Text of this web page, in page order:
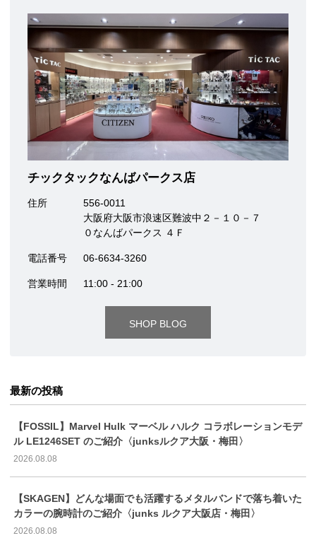
チックタックなんばパークス店
住所
556-0011
大阪府大阪市浪速区難波中２－１０－７
０なんばパークス ４Ｆ
電話番号 06-6634-3260
営業時間 11:00 - 21:00
SHOP BLOG
最新の投稿
【FOSSIL】Marvel Hulk マーベル ハルク コラボレーションモデ
ル LE1246SET のご紹介〈junksルクア大阪・梅田〉
2026.08.08
【SKAGEN】どんな場面でも活躍するメタルバンドで落ち着いた
カラーの腕時計のご紹介〈junks ルクア大阪店・梅田〉
2026.08.08